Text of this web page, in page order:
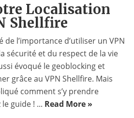
Localisation
Shellfire
de l’importance d’utiliser un VPN
sécurité et du respect de la vie
évoqué le geoblocking et
grâce au VPN Shellfire. Mais
comment s’y prendre
guide ! ... Read More »